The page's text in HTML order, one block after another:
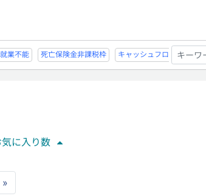
枠 キャッシュフロー 宗教法人 事業保障 就業不能
気に入り数
»